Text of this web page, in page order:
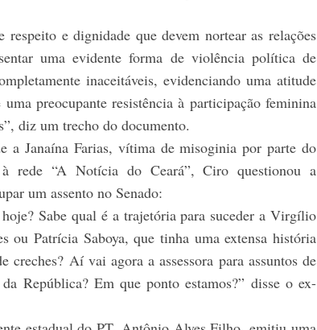
e dignidade que devem nortear as relações
uma evidente forma de violência política de
inaceitáveis, evidenciando uma atitude
preocupante resistência à participação feminina
diz um trecho do documento.
a Janaína Farias, vítima de misoginia por parte do
à rede “A Notícia do Ceará”, Ciro questionou a
um assento no Senado:
Sabe qual é a trajetória para suceder a Virgílio
ou Patrícia Saboya, que tinha uma extensa história
Aí vai agora a assessora para assuntos de
República? Em que ponto estamos?” disse o ex-